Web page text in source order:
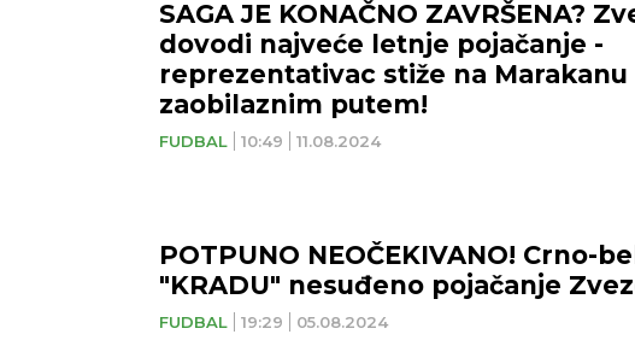
FUDBAL 10:49 11.08.2024
SAGA JE KONAČNO ZAVRŠENA?
dovodi najveće letnje pojačanje -
reprezentativac stiže na Marakanu
zaobilaznim putem!
FUDBAL 19:29 05.08.2024
POTPUNO NEOČEKIVANO! Crno-
"KRADU" nesuđeno pojačanje